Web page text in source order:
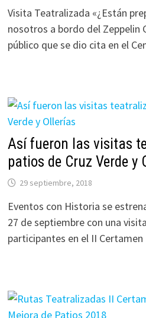
Visita Teatralizada «¿Están
nosotros a bordo del Zeppelin
público que se dio cita en el
Así fueron las visitas
patios de Cruz Verde y
29 septiembre, 2018
Eventos con Historia se
27 de septiembre con una
participantes en el II